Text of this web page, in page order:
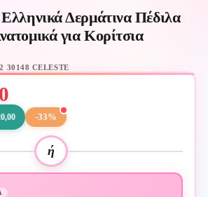
μόνο
20€
μεταφορικά!
📦
✨
Δερμάτινα Πέδιλα
για Κορίτσια
CELESTE
-33%
ή